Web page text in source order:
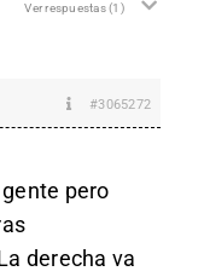
Ver respuestas(1)
#3065272
pero
derecha va